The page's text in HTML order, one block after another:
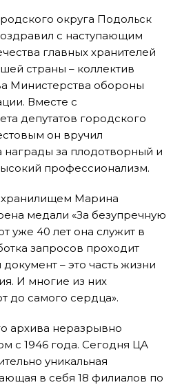
округа Подольск
с наступающим
главных хранителей
страны – коллектив
Министерства обороны
Вместе с
депутатов городского
он вручил
награды за плодотворный и
профессионализм.
Марина
медали «За безупречную
уже 40 лет она служит в
запросов проходит
– это часть жизни
И многие из них
до самого сердца».
архива неразрывно
с 1946 года. Сегодня ЦА
уникальная
в себя 18 филиалов по